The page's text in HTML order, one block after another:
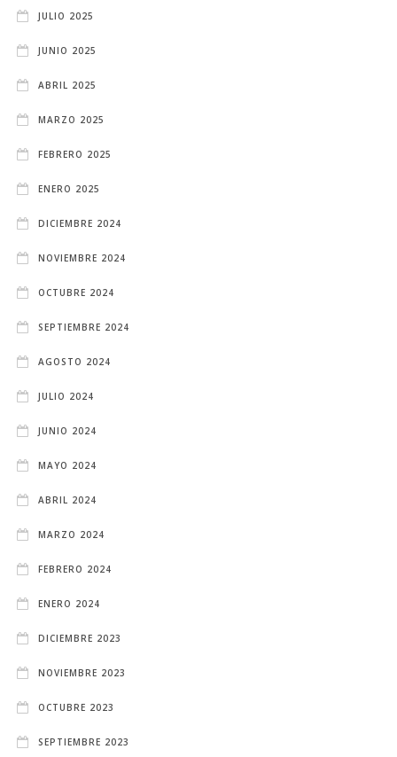
JULIO 2025
JUNIO 2025
ABRIL 2025
MARZO 2025
FEBRERO 2025
ENERO 2025
DICIEMBRE 2024
NOVIEMBRE 2024
OCTUBRE 2024
SEPTIEMBRE 2024
AGOSTO 2024
JULIO 2024
JUNIO 2024
MAYO 2024
ABRIL 2024
MARZO 2024
FEBRERO 2024
ENERO 2024
DICIEMBRE 2023
NOVIEMBRE 2023
OCTUBRE 2023
SEPTIEMBRE 2023